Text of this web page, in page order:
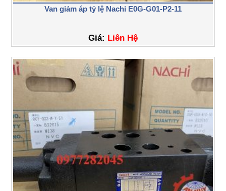
Van giảm áp tỷ lệ Nachi E0G-G01-P2-11
Giá: Liên Hệ